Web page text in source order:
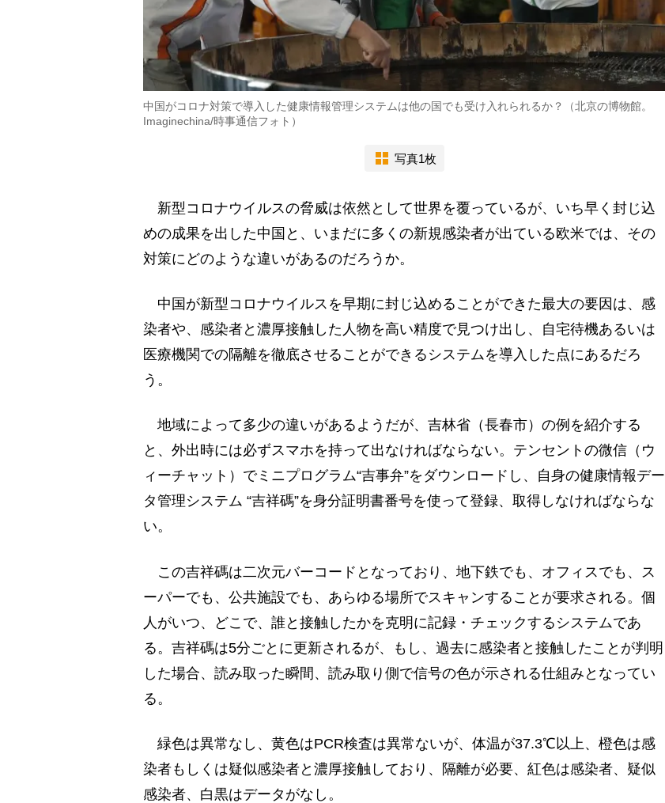
中国がコロナ対策で導入した健康情報管理システムは他の国でも受け入れられるか？（北京の博物館。
Imaginechina/時事通信フォト）
写真1枚
新型コロナウイルスの脅威は依然として世界を覆っているが、いち早く封じ込
めの成果を出した中国と、いまだに多くの新規感染者が出ている欧米では、その
対策にどのような違いがあるのだろうか。
中国が新型コロナウイルスを早期に封じ込めることができた最大の要因は、感
染者や、感染者と濃厚接触した人物を高い精度で見つけ出し、自宅待機あるいは
医療機関での隔離を徹底させることができるシステムを導入した点にあるだろ
う。
地域によって多少の違いがあるようだが、吉林省（長春市）の例を紹介する
と、外出時には必ずスマホを持って出なければならない。テンセントの微信（ウ
ィーチャット）でミニプログラム“吉事弁”をダウンロードし、自身の健康情報デー
タ管理システム “吉祥碼”を身分証明書番号を使って登録、取得しなければならな
い。
この吉祥碼は二次元バーコードとなっており、地下鉄でも、オフィスでも、ス
ーパーでも、公共施設でも、あらゆる場所でスキャンすることが要求される。個
人がいつ、どこで、誰と接触したかを克明に記録・チェックするシステムであ
る。吉祥碼は5分ごとに更新されるが、もし、過去に感染者と接触したことが判明
した場合、読み取った瞬間、読み取り側で信号の色が示される仕組みとなってい
る。
緑色は異常なし、黄色はPCR検査は異常ないが、体温が37.3℃以上、橙色は感
染者もしくは疑似感染者と濃厚接触しており、隔離が必要、紅色は感染者、疑似
感染者、白黒はデータがなし。